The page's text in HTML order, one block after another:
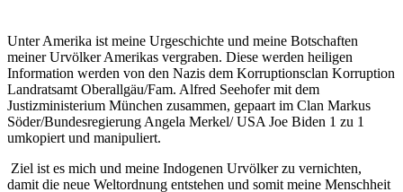
Unter Amerika ist meine Urgeschichte und meine Botschaften
meiner Urvölker Amerikas vergraben. Diese werden heiligen
Information werden von den Nazis dem Korruptionsclan Korruption
Landratsamt Oberallgäu/Fam. Alfred Seehofer mit dem
Justizministerium München zusammen, gepaart im Clan Markus
Söder/Bundesregierung Angela Merkel/ USA Joe Biden 1 zu 1
umkopiert und manipuliert.
Ziel ist es mich und meine Indogenen Urvölker zu vernichten,
damit die neue Weltordnung entstehen und somit meine Menschheit